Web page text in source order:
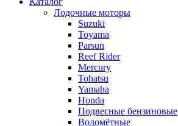
Лодочные моторы
Suzuki
Toyama
Parsun
Reef Rider
Mercury
Tohatsu
Yamaha
Honda
Подвесные бензиновые
Водомётные